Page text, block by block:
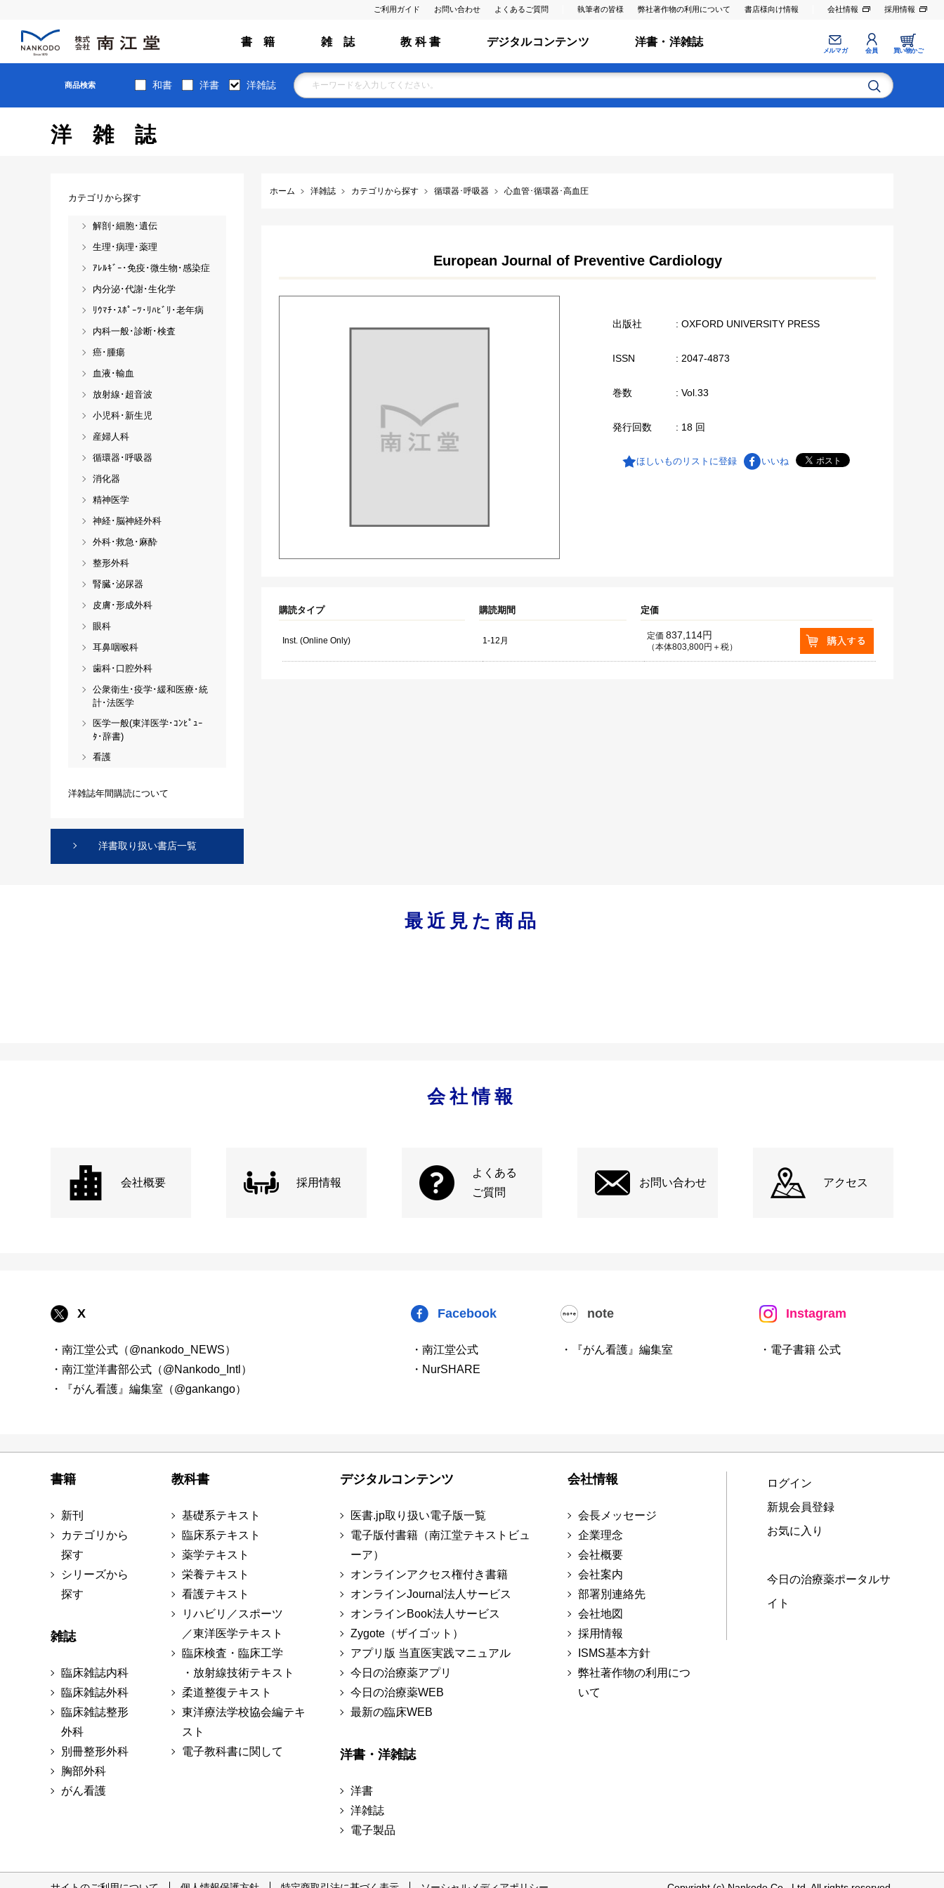
ご利用ガイド お問い合わせ よくあるご質問 執筆者の皆様 弊社著作物の利用について 書店様向け情報 会社情報 採用情報
書 籍 雑 誌 教 科 書 デジタルコンテンツ 洋書・洋雑誌
メルマガ 会員 買い物かご
商品検索 和書 洋書 洋雑誌
洋雑誌
ホーム 洋雑誌 カテゴリから探す 循環器･呼吸器 心血管･循環器･高血圧
European Journal of Preventive Cardiology
出版社 : OXFORD UNIVERSITY PRESS
ISSN : 2047-4873
巻数 : Vol.33
発行回数 : 18 回
ほしいものリストに登録 いいね
購読タイプ 購読期間 定価
Inst. (Online Only) 1-12月 定価 837,114円
（本体803,800円＋税）
カテゴリから探す
解剖･細胞･遺伝
生理･病理･薬理
ｱﾚﾙｷﾞｰ･免疫･微生物･感染症
内分泌･代謝･生化学
ﾘｳﾏﾁ･ｽﾎﾟｰﾂ･ﾘﾊﾋﾞﾘ･老年病
内科一般･診断･検査
癌･腫瘍
血液･輸血
放射線･超音波
小児科･新生児
産婦人科
循環器･呼吸器
消化器
精神医学
神経･脳神経外科
外科･救急･麻酔
整形外科
腎臓･泌尿器
皮膚･形成外科
眼科
耳鼻咽喉科
歯科･口腔外科
公衆衛生･疫学･緩和医療･統
計･法医学
医学一般(東洋医学･ｺﾝﾋﾟｭｰ
ﾀ･辞書)
看護
洋雑誌年間購読について
洋書取り扱い書店一覧
最近見た商品
会社情報
会社概要 採用情報
よくある
ご質問
お問い合わせ アクセス
X
・南江堂公式（@nankodo_NEWS）
・南江堂洋書部公式（@Nankodo_Intl）
・『がん看護』編集室（@gankango）
Facebook
・南江堂公式
・NurSHARE
note
・『がん看護』編集室
Instagram
・電子書籍 公式
書籍
新刊
カテゴリから
探す
シリーズから
探す
雑誌
臨床雑誌内科
臨床雑誌外科
臨床雑誌整形
外科
別冊整形外科
胸部外科
がん看護
教科書
基礎系テキスト
臨床系テキスト
薬学テキスト
栄養テキスト
看護テキスト
リハビリ／スポーツ
／東洋医学テキスト
臨床検査・臨床工学
・放射線技術テキスト
柔道整復テキスト
東洋療法学校協会編テキ
スト
電子教科書に関して
デジタルコンテンツ
医書.jp取り扱い電子版一覧
電子版付書籍（南江堂テキストビュ
ーア）
オンラインアクセス権付き書籍
オンラインJournal法人サービス
オンラインBook法人サービス
Zygote（ザイゴット）
アプリ版 当直医実践マニュアル
今日の治療薬アプリ
今日の治療薬WEB
最新の臨床WEB
洋書・洋雑誌
洋書
洋雑誌
電子製品
会社情報
会長メッセージ
企業理念
会社概要
会社案内
部署別連絡先
会社地図
採用情報
ISMS基本方針
弊社著作物の利用につ
いて
ログイン
新規会員登録
お気に入り
今日の治療薬ポータルサ
イト